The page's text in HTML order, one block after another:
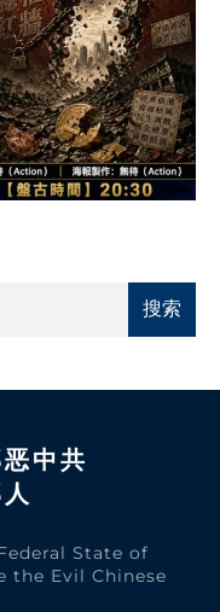
搜索
中共
State of
the Evil Chinese